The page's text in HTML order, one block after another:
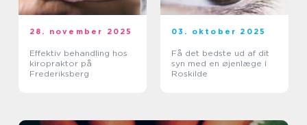
28. november 2025
Effektiv behandling hos
kiropraktor på
Frederiksberg
03. oktober 2025
Få det bedste ud af dit
syn med en øjenlæge i
Roskilde